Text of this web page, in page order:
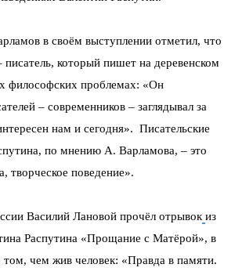
в своём выступлении отметил, что
писатель, который пишет на деревенском
философских проблемах: «Он
– современников – заглядывал за
нам и сегодня». Писательские
по мнению А. Варламова, – это
творческое поведение».
Василий Лановой прочёл отрывок из
Распутина «Прощание с Матёрой», в
том, чем жив человек: «Правда в памяти.